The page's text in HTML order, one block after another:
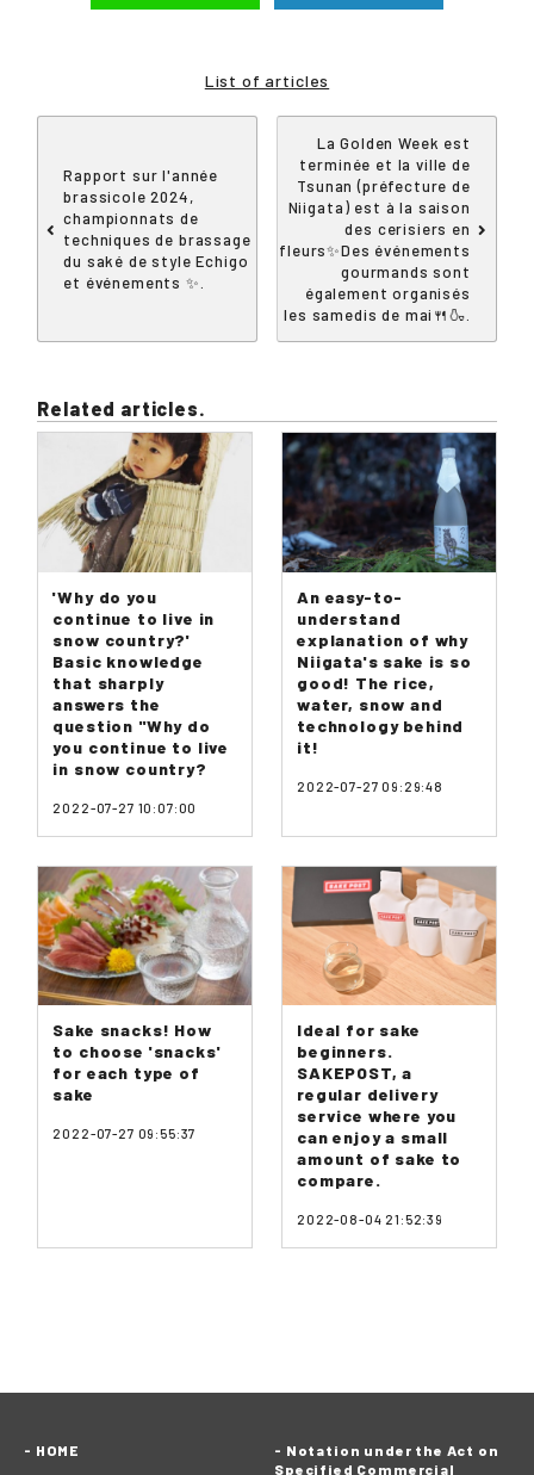
List of articles
Rapport sur l'année
brassicole 2024,
championnats de
techniques de brassage
du saké de style Echigo
et événements ✨.
La Golden Week est
terminée et la ville de
Tsunan (préfecture de
Niigata) est à la saison
des cerisiers en
fleurs✨Des événements
gourmands sont
également organisés
les samedis de mai🍴🍶.
Related articles.
'Why do you
continue to live in
snow country?'
Basic knowledge
that sharply
answers the
question "Why do
you continue to live
in snow country?
2022-07-27 10:07:00
An easy-to-
understand
explanation of why
Niigata's sake is so
good! The rice,
water, snow and
technology behind
it!
2022-07-27 09:29:48
Sake snacks! How
to choose 'snacks'
for each type of
sake
2022-07-27 09:55:37
Ideal for sake
beginners.
SAKEPOST, a
regular delivery
service where you
can enjoy a small
amount of sake to
compare.
2022-08-04 21:52:39
HOME
Notation under the Act on
Specified Commercial